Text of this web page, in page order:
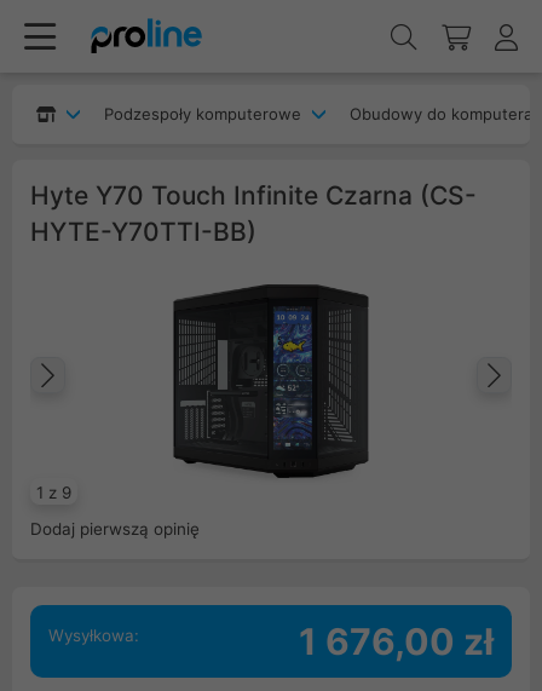
Podzespoły komputerowe Obudowy do komputera
Hyte Y70 Touch Infinite Czarna (CS-
HYTE-Y70TTI-BB)
1 z 9
Poprzedni
Dodaj pierwszą opinię
Wysyłkowa: 1 676,00 zł